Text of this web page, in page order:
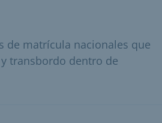
de matrícula nacionales que
transbordo dentro de